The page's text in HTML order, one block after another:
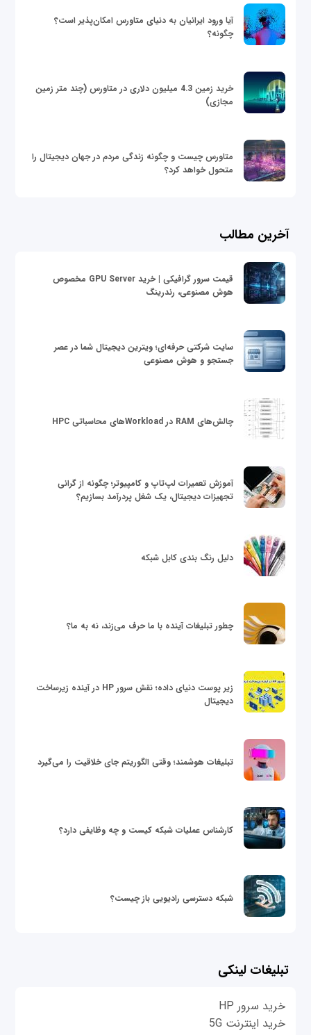
آیا ورود ایرانیان به دنیای متاورس امکان‌پذیر است؟
چگونه؟
خرید زمین 4.3 میلیون دلاری در متاورس (چند متر زمین
مجازی)
متاورس چیست و چگونه زندگی مردم در جهان دیجیتال را
متحول خواهد کرد؟
آخرین مطالب
قیمت سرور گرافیکی | خرید GPU Server مخصوص
هوش مصنوعی، رندرینگ
سایت شرکتی حرفه‌ای؛ ویترین دیجیتال شما در عصر
جستجو و هوش مصنوعی
چالش‌های RAM در Workloadهای محاسباتی HPC
آموزش تعمیرات لپ‌تاپ و کامپیوتر؛ چگونه از گرانی
تجهیزات دیجیتال، یک شغل پردرآمد بسازیم؟
دلیل رنگ بندی کابل شبکه
چطور تبلیغات آینده با ما حرف می‌زند، نه به ما؟
زیر پوست دنیای داده؛ نقش سرور HP در آینده زیرساخت
دیجیتال
تبلیغات هوشمند؛ وقتی الگوریتم جای خلاقیت را می‌گیرد
کارشناس عملیات شبکه کیست و چه وظایفی دارد؟
شبکه دسترسی رادیویی باز چیست؟
تبلیغات لینکی
خرید سرور HP
خرید اینترنت 5G